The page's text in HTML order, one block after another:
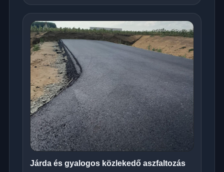
Járda és gyalogos közlekedő aszfaltozás